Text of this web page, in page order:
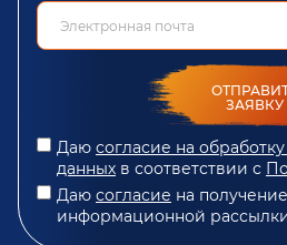
ЗАЯВКУ
Даю согласие на
данных в соответствии с
Даю согласие на
информационной